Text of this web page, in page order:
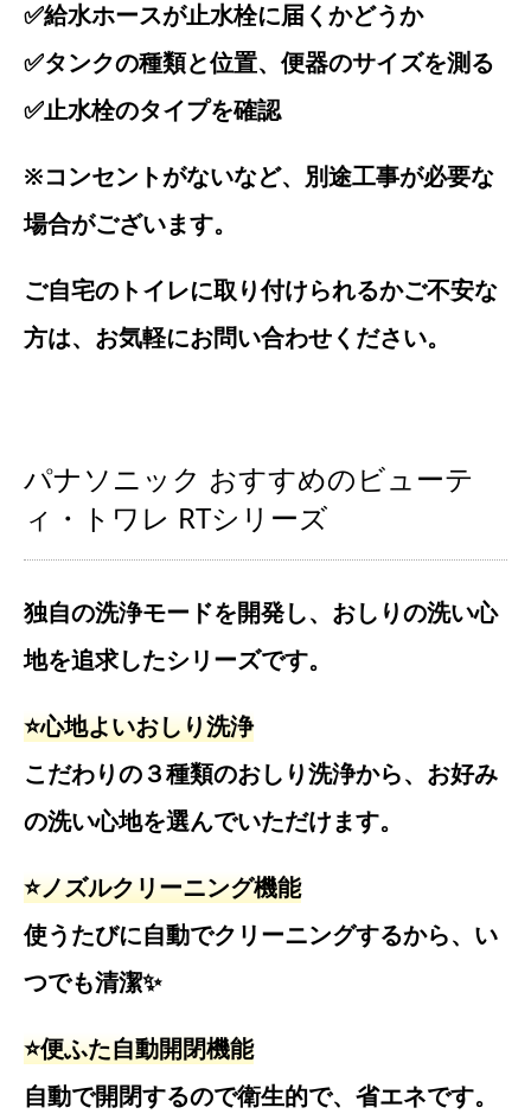
✅給水ホースが止水栓に届くかどうか
✅タンクの種類と位置、便器のサイズを測る
✅止水栓のタイプを確認
※コンセントがないなど、別途工事が必要な
場合がございます。
ご自宅のトイレに取り付けられるかご不安な
方は、お気軽にお問い合わせください。
パナソニック おすすめのビューテ
ィ・トワレ RTシリーズ
独自の洗浄モードを開発し、おしりの洗い心
地を追求したシリーズです。
⭐️心地よいおしり洗浄
こだわりの３種類のおしり洗浄から、お好み
の洗い心地を選んでいただけます。
⭐️ノズルクリーニング機能
使うたびに自動でクリーニングするから、い
つでも清潔✨
⭐️便ふた自動開閉機能
自動で開閉するので衛生的で、省エネです。